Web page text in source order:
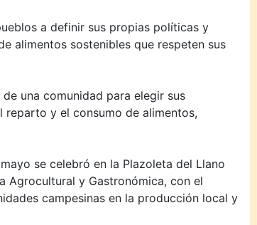
a definir sus propias políticas y
alimentos sostenibles que respeten sus
una comunidad para elegir sus
y el consumo de alimentos,
se celebró en la Plazoleta del Llano
Agrocultural y Gastronómica, con el
campesinas en la producción local y